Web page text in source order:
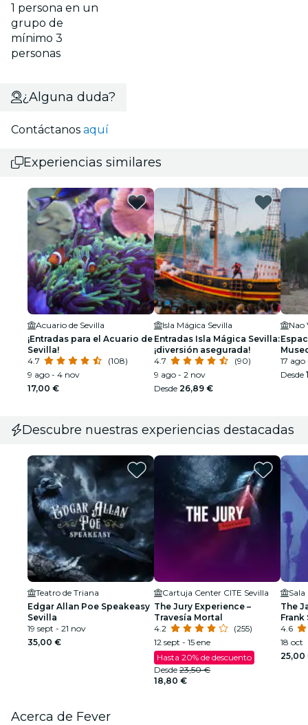
1 persona en un
grupo de
mínimo 3
personas
¿Alguna duda?
Contáctanos aquí
Experiencias similares
Acuario de Sevilla
¡Entradas para el Acuario de
Sevilla!
4.7
(108)
9 ago - 4 nov
17,00 €
Isla Mágica Sevilla
Entradas Isla Mágica Sevilla:
¡diversión asegurada!
4.7
(90)
9 ago - 2 nov
Desde 26,89 €
17
Desde
Descubre nuestras experiencias destacadas
Teatro de Triana
Edgar Allan Poe Speakeasy
Sevilla
19 sept - 21 nov
35,00 €
Cartuja Center CITE Sevilla
The Jury Experience –
Travesía Mortal
4.2
(255)
12 sept - 15 ene
Hasta 20% de descuento
Desde 23,50 €
18,80 €
The
Frank
4.6
18 oct
25,00
Acerca de Fever